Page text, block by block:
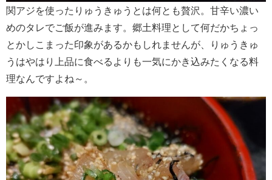
関アジを使ったりゅうきゅうとは何とも贅沢。甘辛い濃い
めのタレでご飯が進みます。郷土料理として何だかちょっ
とかしこまった印象があるかもしれませんが、りゅうきゅ
うはやはり上品に食べるよりも一気にかき込みたくなる料
理なんですよね～。